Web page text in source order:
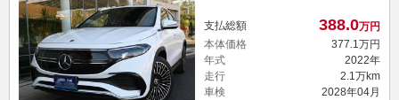
支払総額 388.0万円
本体価格
377. 1 万円
年式
2022年
走行
2.1万km
車検
2028年04月